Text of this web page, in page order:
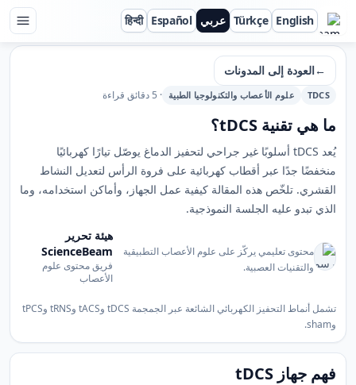
ScienceBeam
English
Türkçe عربي Español
हिन्दी
←العودة إلى المدونات
TDCS علوم الأعصاب والتكنولوجيا الطبية · 5 دقائق قراءة
ما هي تقنية tDCS؟
يُعد tDCS أسلوبًا غير جراحي لتحفيز الدماغ يوصّل تيارًا كهربائيًا
منخفضًا جدًا عبر أقطاب كهربائية على فروة الرأس لتعديل النشاط
القشري. تلخّص هذه المقالة كيفية عمل الجهاز، وأماكن استخدامه، وما
الذي تبدو عليه الجلسة النموذجية.
محتوى تعليمي يركّز على علوم الأعصاب التطبيقية
والتقنيات العصبية.
هيئة تحرير
ScienceBeam
فريق محتوى علوم
الأعصاب
تشمل أنماط التحفيز الكهربائي الشائعة عبر الجمجمة tDCS وtACS وtRNS وtPCS
وsham.
فهم جهاز tDCS